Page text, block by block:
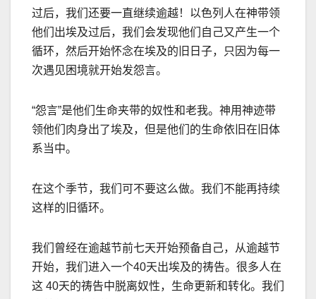
过后，我们还要一直继续逾越！以色列人在神带领
他们出埃及过后，我们会发现他们自己又产生一个
循环，然后开始怀念在埃及的旧日子，只因为每一
次遇见困境就开始发怨言。
“怨言”是他们生命夹带的奴性和老我。神用神迹带
领他们肉身出了埃及，但是他们的生命依旧在旧体
系当中。
在这个季节，我们可不要这么做。我们不能再持续
这样的旧循环。
我们曾经在逾越节前七天开始预备自己，从逾越节
开始，我们进入一个40天出埃及的祷告。很多人在
这 40天的祷告中脱离奴性，生命更新和转化。我们